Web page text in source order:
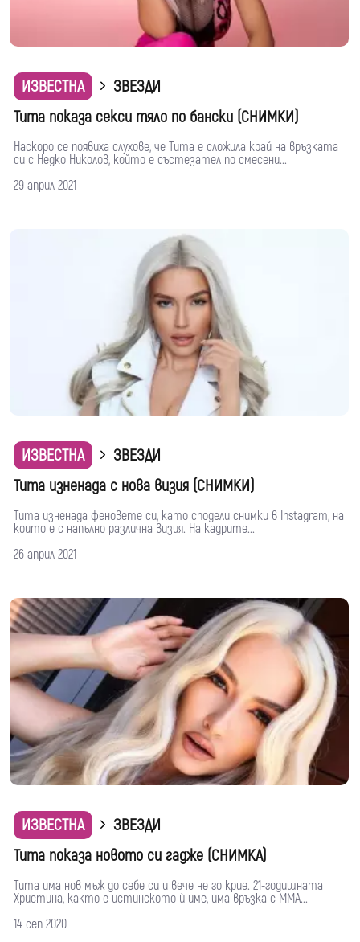
ИЗВЕСТНА
ЗВЕЗДИ
Тита показа секси тяло по бански (СНИМКИ)
Наскоро се появиха слухове, че Тита е сложила край на връзката
си с Недко Николов, който е състезател по смесени...
29 април 2021
ИЗВЕСТНА
ЗВЕЗДИ
Тита изненада с нова визия (СНИМКИ)
Тита изненада феновете си, като сподели снимки в Instagram, на
които е с напълно различна визия. На кадрите...
26 април 2021
ИЗВЕСТНА
ЗВЕЗДИ
Тита показа новото си гадже (СНИМКА)
Тита има нов мъж до себе си и вече не го крие. 21-годишната
Христина, както е истинското ѝ име, има връзка с ММА...
14 сеп 2020